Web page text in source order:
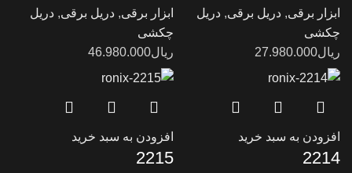
ابزار برقی, دریل برقی, دریل
چکشی
ریال27.980.000
ابزار برقی, دریل برقی, دریل
چکشی
ریال46.980.000
افزودن به سبد خرید
2214
افزودن به سبد خرید
2215